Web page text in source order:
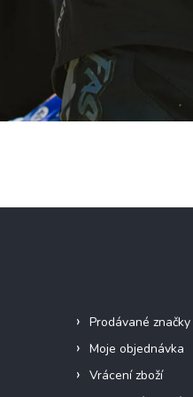
Prodávané značky
Moje objednávka
Vrácení zboží